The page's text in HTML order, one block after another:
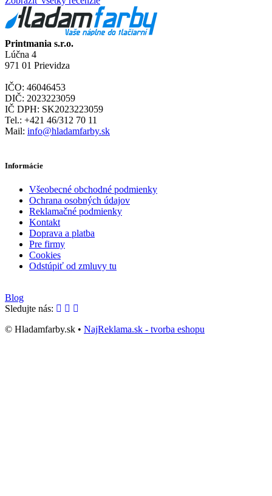
Printmania s.r.o.
Lúčna 4
971 01 Prievidza
IČO: 46046453
DIČ: 2023223059
IČ DPH: SK2023223059
Tel.: +421 46/312 70 11
Mail: info@hladamfarby.sk
Informácie
Všeobecné obchodné podmienky
Ochrana osobných údajov
Reklamačné podmienky
Kontakt
Doprava a platba
Pre firmy
Cookies
Odstúpiť od zmluvy tu
Blog
Sledujte nás:
© Hladamfarby.sk • NajReklama.sk - tvorba eshopu